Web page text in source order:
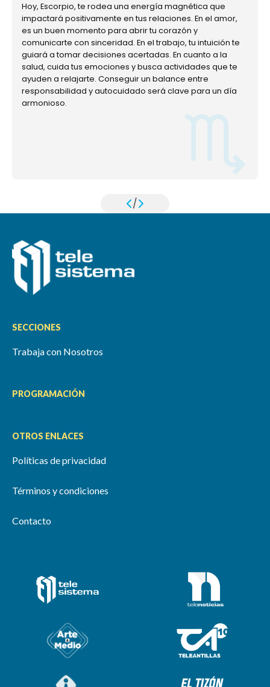
Hoy, Escorpio, te rodea una energía magnética que
impactará positivamente en tus relaciones. En el amor,
es un buen momento para abrir tu corazón y
comunicarte con sinceridad. En el trabajo, tu intuición te
guiará a tomar decisiones acertadas. En cuanto a la
salud, cuida tus emociones y busca actividades que te
ayuden a relajarte. Conseguir un balance entre
responsabilidad y autocuidado será clave para un día
armonioso.
/
SECCIONES
Trabaja con Nosotros
PROGRAMACIÓN
OTROS ENLACES
Políticas de privacidad
Términos y condiciones
Contacto